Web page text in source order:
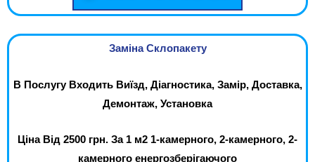
Заміна Склопакету
В Послугу Входить Виїзд, Діагностика, Замір, Доставка,
Демонтаж, Установка
Ціна Від 2500 грн. За 1 м2 1-камерного, 2-камерного, 2-
камерного енергозберігаючого